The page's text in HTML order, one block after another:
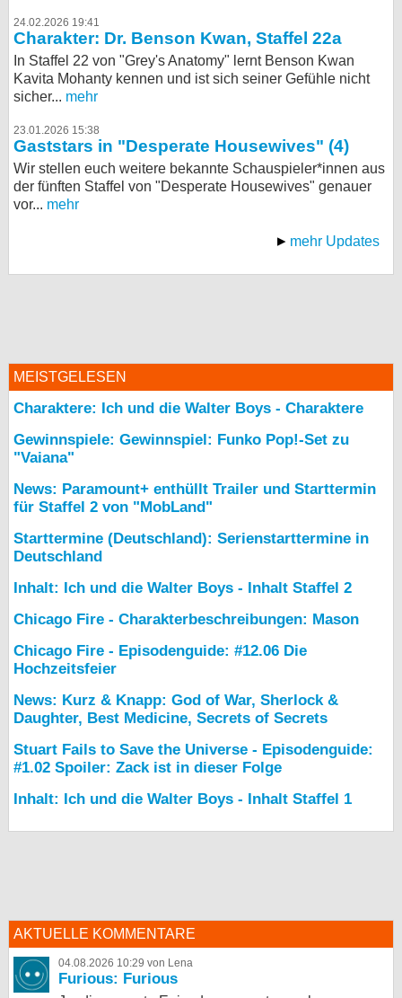
24.02.2026 19:41
Charakter: Dr. Benson Kwan, Staffel 22a
In Staffel 22 von "Grey's Anatomy" lernt Benson Kwan
Kavita Mohanty kennen und ist sich seiner Gefühle nicht
sicher... mehr
23.01.2026 15:38
Gaststars in "Desperate Housewives" (4)
Wir stellen euch weitere bekannte Schauspieler*innen aus
der fünften Staffel von "Desperate Housewives" genauer
vor... mehr
mehr Updates
MEISTGELESEN
Charaktere: Ich und die Walter Boys - Charaktere
Gewinnspiele: Gewinnspiel: Funko Pop!-Set zu
"Vaiana"
News: Paramount+ enthüllt Trailer und Starttermin
für Staffel 2 von "MobLand"
Starttermine (Deutschland): Serienstarttermine in
Deutschland
Inhalt: Ich und die Walter Boys - Inhalt Staffel 2
Chicago Fire - Charakterbeschreibungen: Mason
Chicago Fire - Episodenguide: #12.06 Die
Hochzeitsfeier
News: Kurz & Knapp: God of War, Sherlock &
Daughter, Best Medicine, Secrets of Secrets
Stuart Fails to Save the Universe - Episodenguide:
#1.02 Spoiler: Zack ist in dieser Folge
Inhalt: Ich und die Walter Boys - Inhalt Staffel 1
AKTUELLE KOMMENTARE
04.08.2026 10:29 von Lena
Furious: Furious